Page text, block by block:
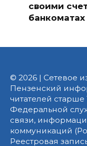
своими
банкоматах
© 2026 | Сетевое
Пензенский
читателей старше
Федеральной
связи,
коммуникаций
Реестровая